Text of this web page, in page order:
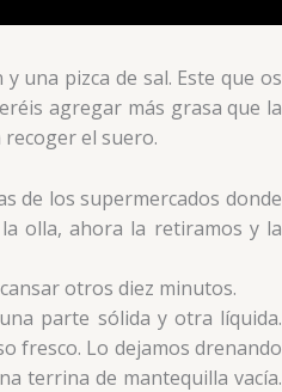
una pizca de sal. Este que os
agregar más grasa que la
el suero.
de los supermercados donde
olla, ahora la retiramos y la
otros diez minutos.
parte sólida y otra líquida.
fresco. Lo dejamos drenando
terrina de mantequilla vacía.